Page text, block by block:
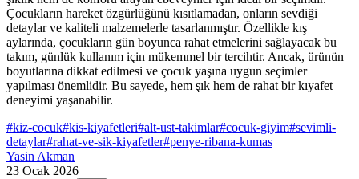
Çocukların hareket özgürlüğünü kısıtlamadan, onların sevdiği
detaylar ve kaliteli malzemelerle tasarlanmıştır. Özellikle kış
aylarında, çocukların gün boyunca rahat etmelerini sağlayacak bu
takım, günlük kullanım için mükemmel bir tercihtir. Ancak, ürünün
boyutlarına dikkat edilmesi ve çocuk yaşına uygun seçimler
yapılması önemlidir. Bu sayede, hem şık hem de rahat bir kıyafet
deneyimi yaşanabilir.
#kiz-cocuk#kis-kiyafetleri#alt-ust-takimlar#cocuk-giyim#sevimli-
detaylar#rahat-ve-sik-kiyafetler#penye-ribana-kumas
Yasin Akman
23 Ocak 2026